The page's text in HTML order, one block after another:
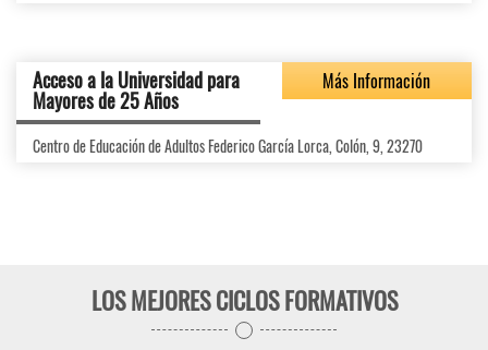
Acceso a la Universidad para
Mayores de 25 Años
Más Información
Centro de Educación de Adultos Federico García Lorca, Colón, 9, 23270
LOS MEJORES CICLOS FORMATIVOS